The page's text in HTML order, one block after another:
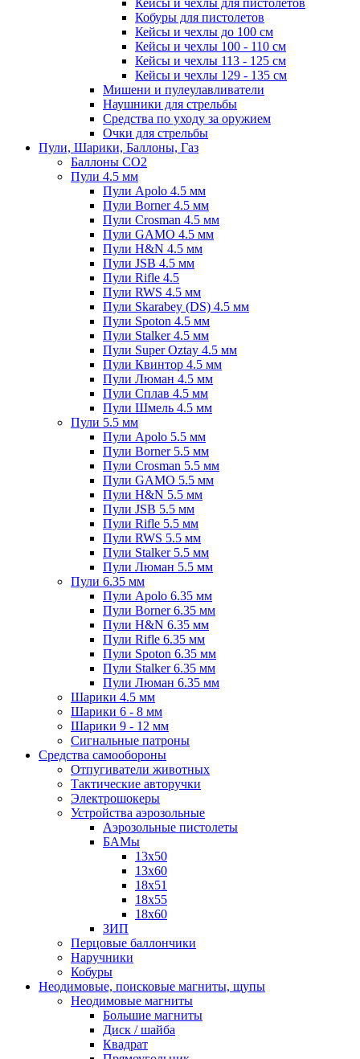
Кобуры для пистолетов
Кейсы и чехлы до 100 см
Кейсы и чехлы 100 - 110 см
Кейсы и чехлы 113 - 125 см
Кейсы и чехлы 129 - 135 см
Мишени и пулеулавливатели
Наушники для стрельбы
Средства по уходу за оружием
Очки для стрельбы
Пули, Шарики, Баллоны, Газ
Баллоны CO2
Пули 4.5 мм
Пули Apolo 4.5 мм
Пули Borner 4.5 мм
Пули Crosman 4.5 мм
Пули GAMO 4.5 мм
Пули H&N 4.5 мм
Пули JSB 4.5 мм
Пули Rifle 4.5
Пули RWS 4.5 мм
Пули Skarabey (DS) 4.5 мм
Пули Spoton 4.5 мм
Пули Stalker 4.5 мм
Пули Super Oztay 4.5 мм
Пули Квинтор 4.5 мм
Пули Люман 4.5 мм
Пули Сплав 4.5 мм
Пули Шмель 4.5 мм
Пули 5.5 мм
Пули Apolo 5.5 мм
Пули Borner 5.5 мм
Пули Crosman 5.5 мм
Пули GAMO 5.5 мм
Пули H&N 5.5 мм
Пули JSB 5.5 мм
Пули Rifle 5.5 мм
Пули RWS 5.5 мм
Пули Stalker 5.5 мм
Пули Люман 5.5 мм
Пули 6.35 мм
Пули Apolo 6.35 мм
Пули Borner 6.35 мм
Пули H&N 6.35 мм
Пули Rifle 6.35 мм
Пули Spoton 6.35 мм
Пули Stalker 6.35 мм
Пули Люман 6.35 мм
Шарики 4.5 мм
Шарики 6 - 8 мм
Шарики 9 - 12 мм
Сигнальные патроны
Средства самообороны
Отпугиватели животных
Тактические авторучки
Электрошокеры
Устройства аэрозольные
Аэрозольные пистолеты
БАМы
13х50
13х60
18х51
18х55
18х60
ЗИП
Перцовые баллончики
Наручники
Кобуры
Неодимовые, поисковые магниты, щупы
Неодимовые магниты
Большие магниты
Диск / шайба
Квадрат